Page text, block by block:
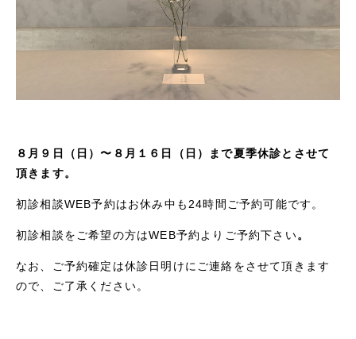
８月９日（日）〜８月１６日（日）まで夏季休診とさせて
頂きます。
初診相談WEB予約はお休み中も24時間ご予約可能です。
初診相談をご希望の方はWEB予約よりご予約下さい。
なお、ご予約確定は休診日明けにご連絡をさせて頂きます
ので、ご了承ください。